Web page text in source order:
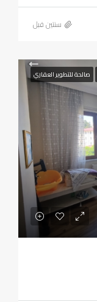
‏سنتين قبل
صالحة للتطوير العقاري